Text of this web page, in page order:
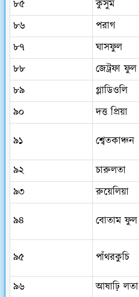
৮৫ কুসুম
৮৬
পরাগ
৮৭
ঘাসফুল
৮৮
জেট্রফা ফুল
৮৯
গ্লাডিওলি
৯০
দত্ত প্রিয়া
৯১
শ্বেতকাঞ্চন
৯২
চারুলতা
৯৩
রুয়েলিয়া
৯৪
বোতাম ফুল
৯৫
পাঁথরকুচি
৯৬
আষাঢ়ি লতা